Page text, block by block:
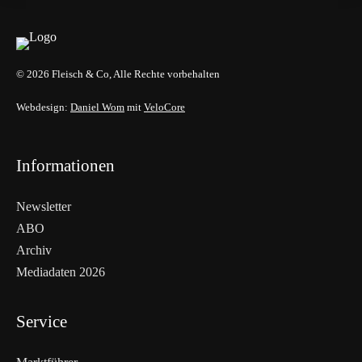
© 2026 Fleisch & Co, Alle Rechte vorbehalten
Webdesign: Daniel Wom mit VeloCore
Informationen
Newsletter
ABO
Archiv
Mediadaten 2026
Service